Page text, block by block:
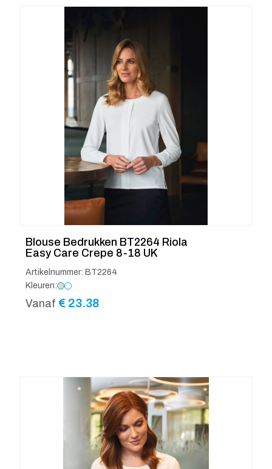
Blouse Bedrukken BT2264 Riola
Easy Care Crepe 8-18 UK
Artikelnummer: BT2264
Kleuren:
Vanaf € 23.38